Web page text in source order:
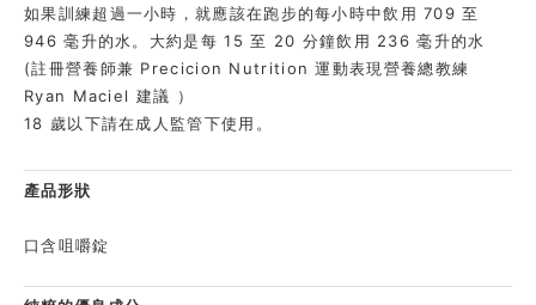
如果訓練超過一小時，就應該在跑步的每小時中飲用 709 至
946 毫升的水。大約是每 15 至 20 分鐘飲用 236 毫升的水
(註冊營養師兼 Precicion Nutrition 運動表現營養總教練
Ryan Maciel 建議 ）
18 歲以下請在成人監管下使用。
產品形狀
口含咀嚼錠